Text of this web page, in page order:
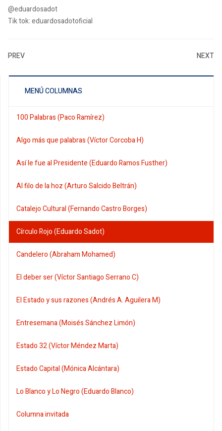
@eduardosadot
Tik tok: eduardosadotoficial
PREV NEXT
MENÚ COLUMNAS
100 Palabras (Paco Ramírez)
Algo más que palabras (Víctor Corcoba H)
Así le fue al Presidente (Eduardo Ramos Fusther)
Al filo de la hoz (Arturo Salcido Beltrán)
Catalejo Cultural (Fernando Castro Borges)
Círculo Rojo (Eduardo Sadot)
Candelero (Abraham Mohamed)
El deber ser (Víctor Santiago Serrano C)
El Estado y sus razones (Andrés A. Aguilera M)
Entresemana (Moisés Sánchez Limón)
Estado 32 (Víctor Méndez Marta)
Estado Capital (Mónica Alcántara)
Lo Blanco y Lo Negro (Eduardo Blanco)
Columna invitada